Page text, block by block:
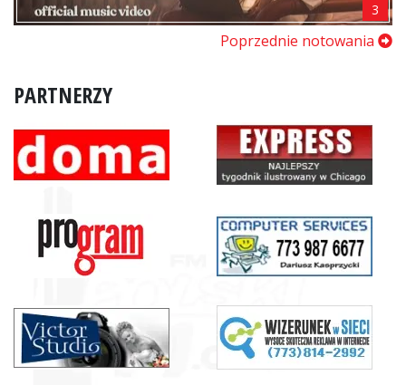
3
Poprzednie notowania
PARTNERZY